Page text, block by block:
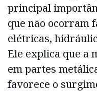
principal
que não ocorram
elétricas,
Ele explica que a
em partes
favorece o